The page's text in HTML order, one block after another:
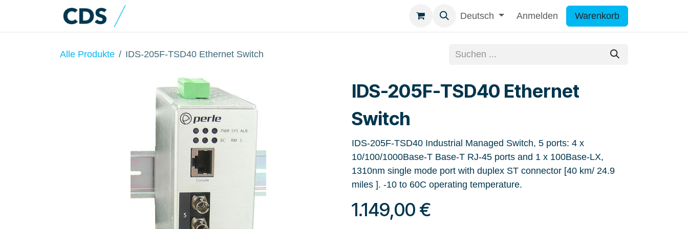
Zum Inhalt springen
Deutsch Anmelden Warenkorb
Alle Produkte IDS-205F-TSD40 Ethernet Switch
IDS-205F-TSD40 Ethernet
Switch
IDS-205F-TSD40 Industrial Managed Switch, 5 ports: 4 x
10/100/1000Base-T Base-T RJ-45 ports and 1 x 100Base-LX,
1310nm single mode port with duplex ST connector [40 km/ 24.9
miles ]. -10 to 60C operating temperature.
1.149,00 €